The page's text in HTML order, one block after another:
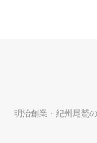
明治創業・紀州尾鷲